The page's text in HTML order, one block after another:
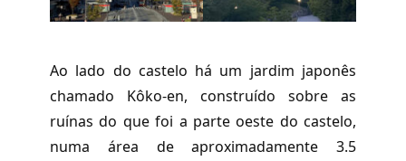
Ao lado do castelo há um jardim japonês
chamado Kôko-en, construído sobre as
ruínas do que foi a parte oeste do castelo,
numa área de aproximadamente 3.5